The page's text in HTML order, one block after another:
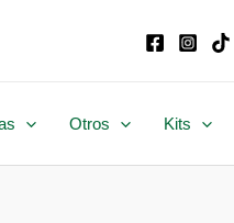
Otros Kits